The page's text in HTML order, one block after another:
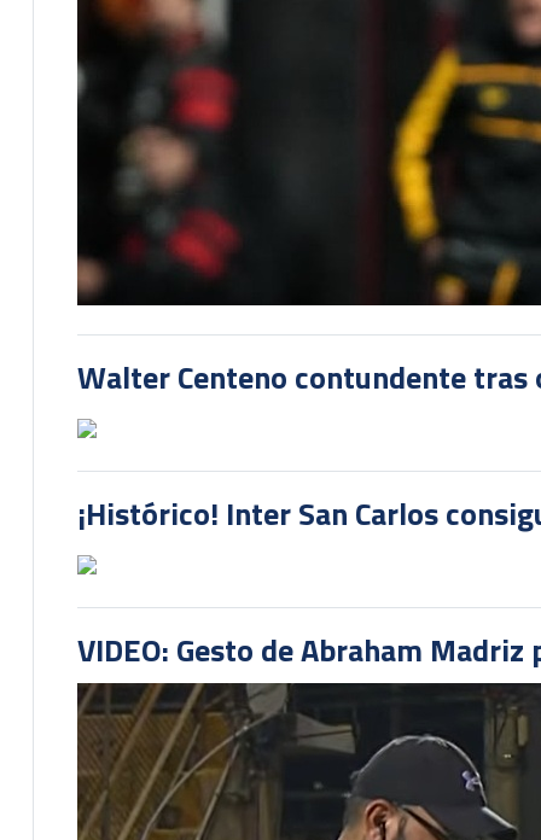
Walter Centeno contundente tras
¡Histórico! Inter San Carlos
VIDEO: Gesto de Abraham